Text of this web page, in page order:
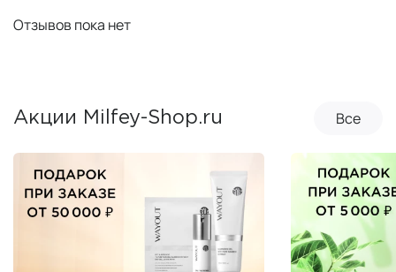
Отзывов пока нет
Акции Milfey-Shop.ru Все